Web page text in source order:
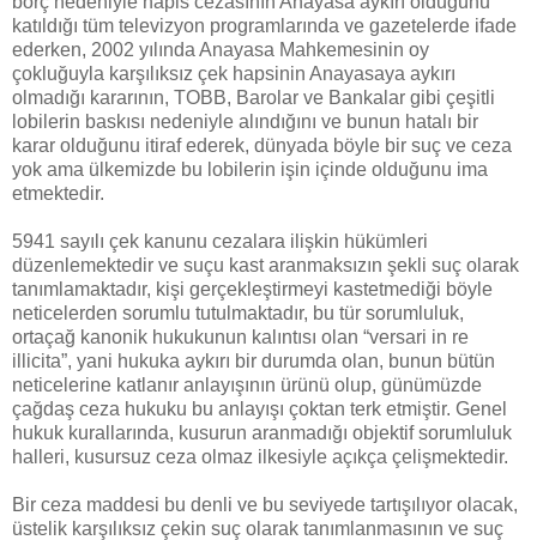
katıldığı tüm televizyon programlarında ve gazetelerde ifade
ederken, 2002 yılında Anayasa Mahkemesinin oy
çokluğuyla karşılıksız çek hapsinin Anayasaya aykırı
olmadığı kararının, TOBB, Barolar ve Bankalar gibi çeşitli
lobilerin baskısı nedeniyle alındığını ve bunun hatalı bir
karar olduğunu itiraf ederek, dünyada böyle bir suç ve ceza
yok ama ülkemizde bu lobilerin işin içinde olduğunu ima
etmektedir.
5941 sayılı çek kanunu cezalara ilişkin hükümleri
düzenlemektedir ve suçu kast aranmaksızın şekli suç olarak
tanımlamaktadır, kişi gerçekleştirmeyi kastetmediği böyle
neticelerden sorumlu tutulmaktadır, bu tür sorumluluk,
ortaçağ kanonik hukukunun kalıntısı olan “versari in re
illicita”, yani hukuka aykırı bir durumda olan, bunun bütün
neticelerine katlanır anlayışının ürünü olup, günümüzde
çağdaş ceza hukuku bu anlayışı çoktan terk etmiştir. Genel
hukuk kurallarında, kusurun aranmadığı objektif sorumluluk
halleri, kusursuz ceza olmaz ilkesiyle açıkça çelişmektedir.
Bir ceza maddesi bu denli ve bu seviyede tartışılıyor olacak,
üstelik karşılıksız çekin suç olarak tanımlanmasının ve suç